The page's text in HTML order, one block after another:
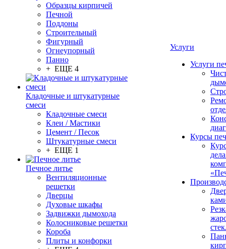
Образцы кирпичей
Печной
Поддоны
Строительный
Фигурный
Огнеупорный
Панно
+ ЕЩЕ 4
Кладочные и штукатурные
смеси
Кладочные смеси
Клеи / Мастики
Цемент / Песок
Штукатурные смеси
+ ЕЩЕ 1
Печное литье
Вентиляционные
решетки
Дверцы
Духовые шкафы
Задвижки дымохода
Колосниковые решетки
Короба
Плиты и конфорки
Услуги
Услуги
Курсы